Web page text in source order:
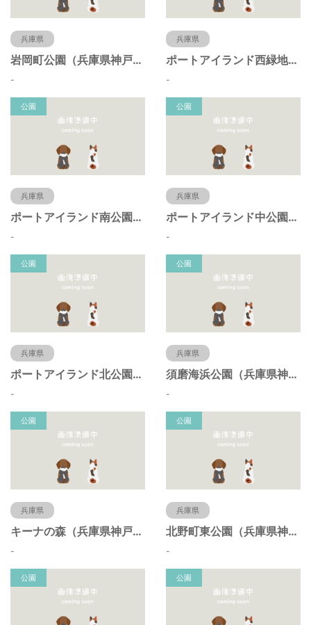
兵庫県
岩岡町公園（兵庫県神戸市）
-
兵庫県
ポートアイランド西緑地（兵庫県神戸市）
-
公園
兵庫県
ポートアイランド南公園（兵庫県神戸市）
-
公園
兵庫県
ポートアイランド中公園（兵庫県神戸市）
-
公園
兵庫県
ポートアイランド北公園（兵庫県神戸市）
-
公園
兵庫県
須磨海浜公園（兵庫県神戸市）
-
公園
兵庫県
キーナの森（兵庫県神戸市）
-
公園
兵庫県
北野町東公園（兵庫県神戸市）
-
公園 公園